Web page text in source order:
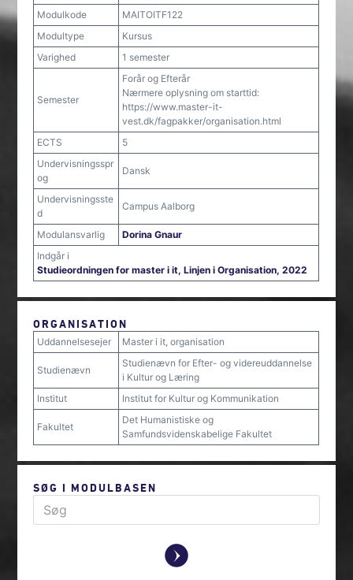
Modulkode
MAITOITF122
Modultype
Kursus
Varighed
1 semester
Semester
Forår og Efterår
Nærmere oplysning om starttid:
https://www.master-it-
vest.dk/fagpakker/organisation.html
ECTS
5
Undervisningsspr
og
Dansk
Undervisningsste
d
Campus Aalborg
Modulansvarlig
Dorina Gnaur
Indgår i
Studieordningen for master i it, Linjen i Organisation, 2022
ORGANISATION
Uddannelsesejer Master i it, organisation
Studienævn
Studienævn for Efter- og videreuddannelse
i Kultur og Læring
Institut
Institut for Kultur og Kommunikation
Fakultet
Det Humanistiske og
Samfundsvidenskabelige Fakultet
SØG I MODULBASEN
y